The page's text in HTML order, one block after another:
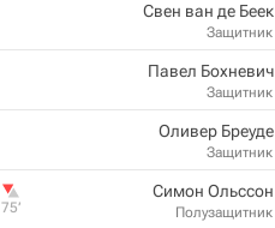
Свен ван де Беек
Защитник
Павел Бохневич
Защитник
Оливер Бреуде
Защитник
Симон Ольссон
Полузащитник
75‎’‎